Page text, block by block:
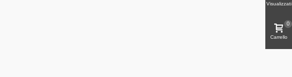
Visualizzati
Carrello
0